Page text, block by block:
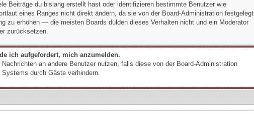
Beiträge du bislang erstellt hast oder identifizieren bestimmte Benutzer wie
eines Ranges nicht direkt ändern, da sie von der Board-Administration festgelegt
zu erhöhen — die meisten Boards dulden dieses Verhalten nicht und ein Moderator
zurücksetzen.
ich aufgefordert, mich anzumelden.
an andere Benutzer nutzen, falls diese von der Board-Administration
durch Gäste verhindern.